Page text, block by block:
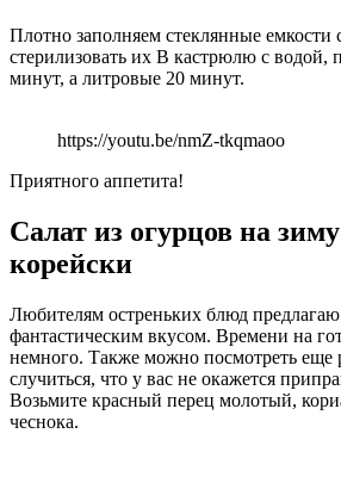
Плотно заполняем стеклянные емкости
стерилизовать их В кастрюлю с водой,
минут, а литровые 20 минут.
https://youtu.be/nmZ-tkqmaoo
Приятного аппетита!
Салат из огурцов на
корейски
Любителям остреньких блюд предлагаю
фантастическим вкусом. Времени на
немного. Также можно посмотреть еще
случиться, что у вас не окажется
Возьмите красный перец молотый,
чеснока.